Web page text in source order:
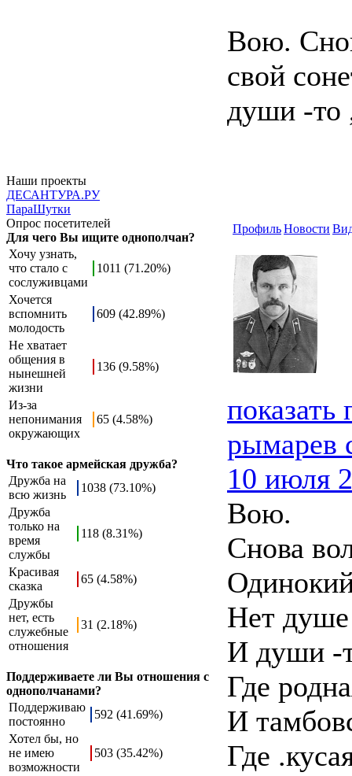
Наши проекты
ДЕСАНТУРА.РУ
ПараШутки
Опрос посетителей
Для чего Вы ищите однополчан?
Хочу узнать,
что стало с
сослуживцами
1011 (71.20%)
Хочется
вспомнить
молодость
609 (42.89%)
Не хватает
общения в
нынешней
жизни
136 (9.58%)
Из-за
непонимания
окружающих
65 (4.58%)
Что такое армейская дружба?
Дружба на
всю жизнь
1038 (73.10%)
Дружба
только на
время
службы
118 (8.31%)
Красивая
сказка
65 (4.58%)
Дружбы
нет, есть
служебные
отношения
31 (2.18%)
Поддерживаете ли Вы отношения с
однополчанами?
Поддерживаю
постоянно
592 (41.69%)
Хотел бы, но
не имею
возможности
503 (35.42%)
Вою.
свой
души -то
ПрофильНовости
рымарев
10 июля
Вою.
Снова
Нет
И души -
Где
И
Где